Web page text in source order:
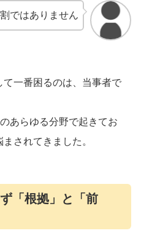
ではありません
一番困るのは、当事者で
あらゆる分野で起きてお
されてきました。
「根拠」と「前